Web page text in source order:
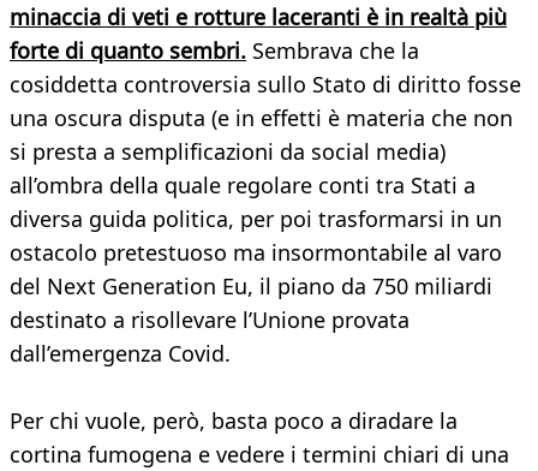
minaccia di veti e rotture laceranti è in realtà più
forte di quanto sembri. Sembrava che la
cosiddetta controversia sullo Stato di diritto fosse
una oscura disputa (e in effetti è materia che non
si presta a semplificazioni da social media)
all’ombra della quale regolare conti tra Stati a
diversa guida politica, per poi trasformarsi in un
ostacolo pretestuoso ma insormontabile al varo
del Next Generation Eu, il piano da 750 miliardi
destinato a risollevare l’Unione provata
dall’emergenza Covid.
Per chi vuole, però, basta poco a diradare la
cortina fumogena e vedere i termini chiari di una